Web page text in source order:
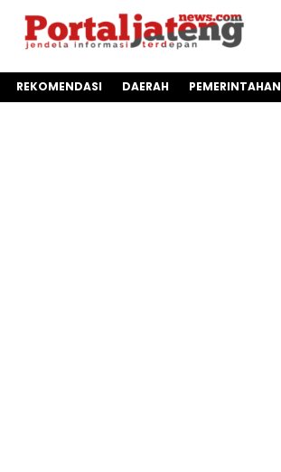
REKOMENDASI DAERAH PEMERINTAHAN